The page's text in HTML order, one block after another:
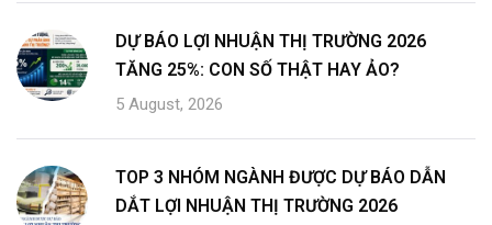
DỰ BÁO LỢI NHUẬN THỊ TRƯỜNG 2026
TĂNG 25%: CON SỐ THẬT HAY ẢO?
5 August, 2026
TOP 3 NHÓM NGÀNH ĐƯỢC DỰ BÁO DẪN
DẮT LỢI NHUẬN THỊ TRƯỜNG 2026